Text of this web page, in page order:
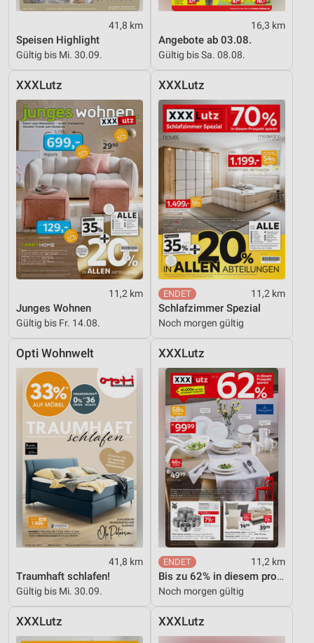
41,8 km
Speisen Highlight
Gültig bis Mi. 30.09.
16,3 km
Angebote ab 03.08.
Gültig bis Sa. 08.08.
XXXLutz
11,2 km
Junges Wohnen
Gültig bis Fr. 14.08.
XXXLutz
11,2 km
Schlafzimmer Spezial
Noch morgen gültig
Opti Wohnwelt
41,8 km
Traumhaft schlafen!
Gültig bis Mi. 30.09.
XXXLutz
11,2 km
Bis zu 62% in diesem prospekt
Noch morgen gültig
XXXLutz XXXLutz